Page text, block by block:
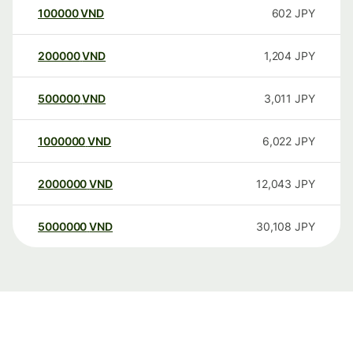
100000VND 602 JPY
200000VND 1,204 JPY
500000VND 3,011 JPY
1000000VND 6,022 JPY
2000000VND 12,043 JPY
5000000VND 30,108 JPY